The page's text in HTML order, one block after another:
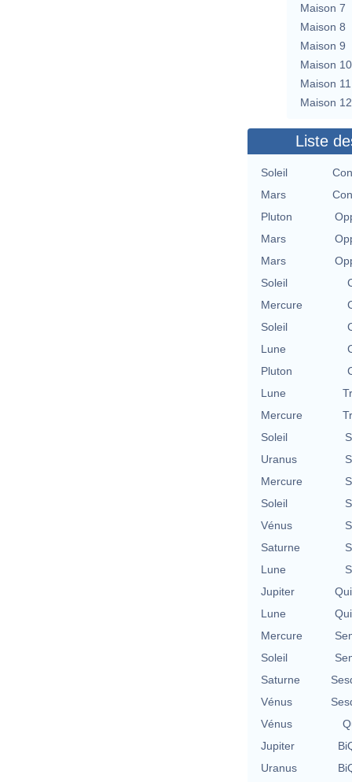
Maison 7
Maison 8
Maison 9
Maison 10
Maison 11
Maison 12
Liste
Soleil
Mars
Pluton
Mars
Mars
Soleil
Mercure
Soleil
Lune
Pluton
Lune
Mercure
Soleil
Uranus
Mercure
Soleil
Vénus
Saturne
Lune
Jupiter
Lune
Mercure
Soleil
Saturne
Vénus
Vénus
Jupiter
Uranus